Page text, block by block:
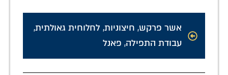
אשר פרקש, חיצוניות, לחלוחית גאולתית,
עבודת התפילה, פאנל